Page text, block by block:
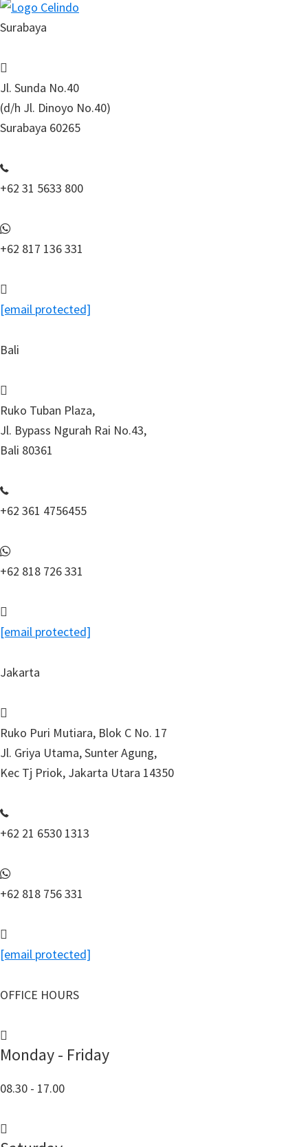
Surabaya
Jl. Sunda No.40
(d/h Jl. Dinoyo No.40)
Surabaya 60265
+62 31 5633 800
+62 817 136 331
[email protected]
Bali
Ruko Tuban Plaza,
Jl. Bypass Ngurah Rai No.43,
Bali 80361
+62 361 4756455
+62 818 726 331
[email protected]
Jakarta
Ruko Puri Mutiara, Blok C No. 17
Jl. Griya Utama, Sunter Agung,
Kec Tj Priok, Jakarta Utara 14350
+62 21 6530 1313
+62 818 756 331
[email protected]
OFFICE HOURS
Monday - Friday
08.30 - 17.00